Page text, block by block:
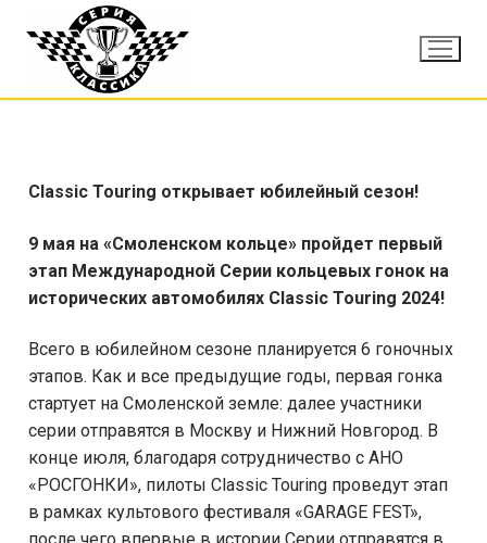
Classic Touring открывает юбилейный сезон!
9 мая на «Смоленском кольце» пройдет первый
этап Международной Серии кольцевых гонок на
исторических автомобилях Classic Touring 2024!
Всего в юбилейном сезоне планируется 6 гоночных
этапов. Как и все предыдущие годы, первая гонка
стартует на Смоленской земле: далее участники
серии отправятся в Москву и Нижний Новгород. В
конце июля, благодаря сотрудничество с АНО
«РОСГОНКИ», пилоты Classic Touring проведут этап
в рамках культового фестиваля «GARAGE FEST»,